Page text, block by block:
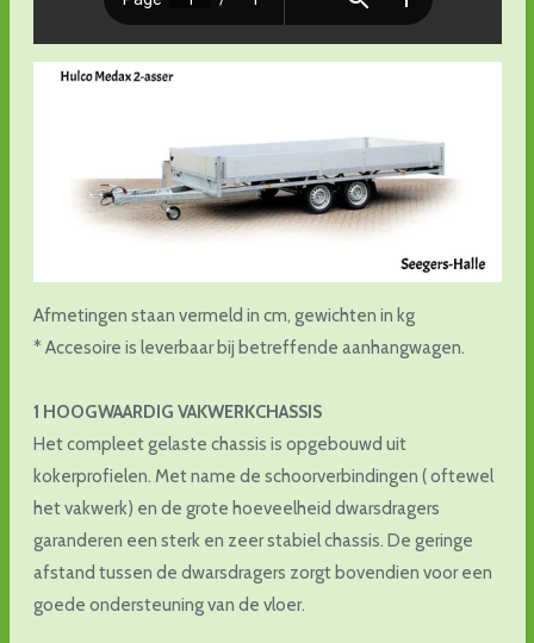
Afmetingen staan vermeld in cm, gewichten in kg
* Accesoire is leverbaar bij betreffende aanhangwagen.
1 HOOGWAARDIG VAKWERKCHASSIS
Het compleet gelaste chassis is opgebouwd uit
kokerprofielen. Met name de schoorverbindingen ( oftewel
het vakwerk) en de grote hoeveelheid dwarsdragers
garanderen een sterk en zeer stabiel chassis. De geringe
afstand tussen de dwarsdragers zorgt bovendien voor een
goede ondersteuning van de vloer.